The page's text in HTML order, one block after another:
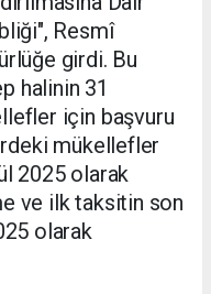
Resmî
girdi. Bu
halinin 31
için başvuru
mükellefler
2025 olarak
ve ilk taksitin son
olarak